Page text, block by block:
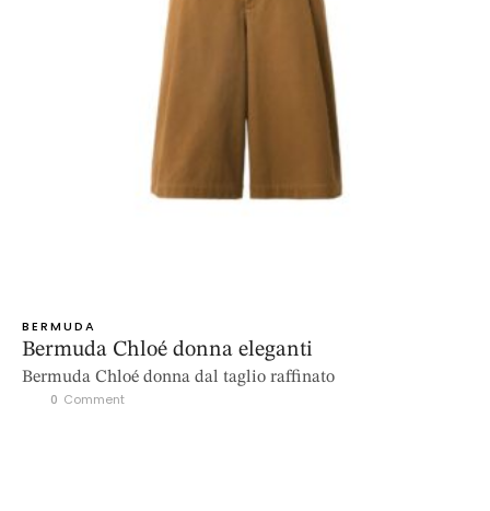
BERMUDA
Bermuda Chloé donna eleganti
Bermuda Chloé donna dal taglio raffinato
0 Comment